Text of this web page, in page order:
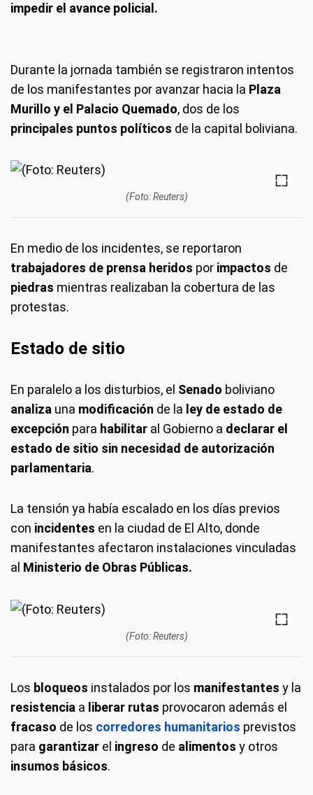
impedir el avance policial.
Durante la jornada también se registraron intentos
de los manifestantes por avanzar hacia la Plaza
Murillo y el Palacio Quemado, dos de los
principales puntos políticos de la capital boliviana.
(Foto: Reuters)
En medio de los incidentes, se reportaron
trabajadores de prensa heridos por impactos de
piedras mientras realizaban la cobertura de las
protestas.
Estado de sitio
En paralelo a los disturbios, el Senado boliviano
analiza una modificación de la ley de estado de
excepción para habilitar al Gobierno a declarar el
estado de sitio sin necesidad de autorización
parlamentaria.
La tensión ya había escalado en los días previos
con incidentes en la ciudad de El Alto, donde
manifestantes afectaron instalaciones vinculadas
al Ministerio de Obras Públicas.
(Foto: Reuters)
Los bloqueos instalados por los manifestantes y la
resistencia a liberar rutas provocaron además el
fracaso de los corredores humanitarios previstos
para garantizar el ingreso de alimentos y otros
insumos básicos.